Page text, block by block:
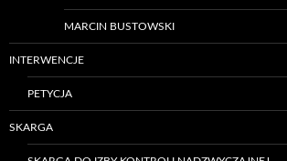
MARCIN BUSTOWSKI
INTERWENCJE
PETYCJA
SKARGA